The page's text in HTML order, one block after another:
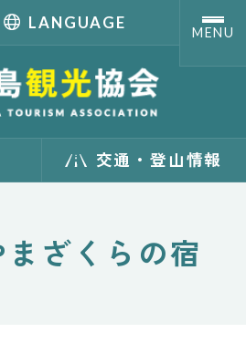
】屋久島観
屋久島」の
LANGUAGE
MENU
交通・登山情報
ざくらの宿